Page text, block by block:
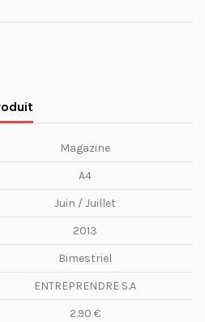
Magazine
A4
Juin / Juillet
2013
Bimestriel
ENTREPRENDRE S.A
2.90 €